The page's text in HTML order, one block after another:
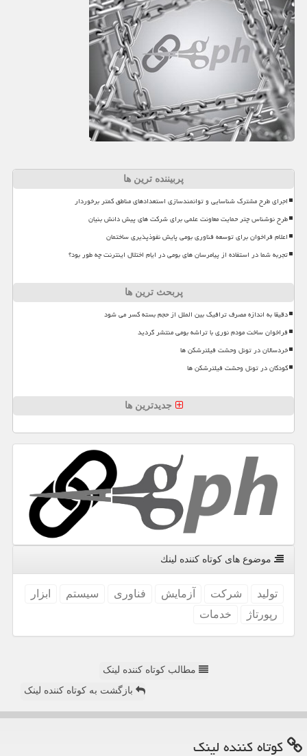
پربیننده ترین ها
اجرای طرح مشترک شناسایی و توانمندسازی استعدادهای مناطق کمتر برخوردار
طرح نوشناس چتر حمایت معاونت علمی برای شرکت های پیش دانش بنیان
اعلام فراخوان برای توسعه فناوری بومی پایش نفوذپذیری ساختمان
تجربه شما در استفاده از پیامرسان های بومی در ایام اختلال اینترنت چه طور بود؟
پربحث ترین ها
دقیقا به اندازه مصرف ترافیک بین الملل از حجم بسته کسر می شود
فراخوان ساخت مودم نوری با تراشه بومی منتشر گردید
خردسالان در تونل وحشت فیلترشکن ها
کودکان در تونل وحشت فیلترشکن ها
جدیدترین ها
موضوع های كوتاه كننده لینك
تولید شركت آزمایش فناوری سیستم
ابزار
رپورتاژ
خدمات
مطالب کوتاه کننده لینک
بازگشت به کوتاه کننده لینک
كوتاه كننده لینك